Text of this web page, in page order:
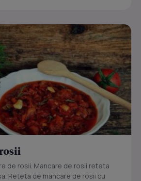
de rosii. Mancare de rosii reteta
Reteta de mancare de rosii cu